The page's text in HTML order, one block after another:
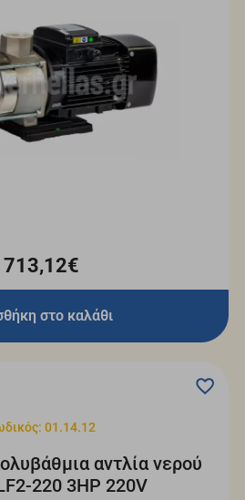
713,12€
στο καλάθι
01.14.12
αντλία νερού
220 3HP 220V